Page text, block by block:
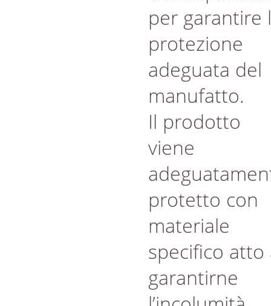
per garantire
protezione
adeguata del
manufatto.
Il prodotto
viene
protetto con
materiale
specifico atto
garantirne